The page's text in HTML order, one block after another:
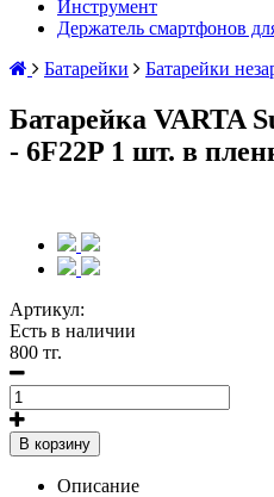
Инструмент
Держатель смартфонов
Батарейки
Батарейки
Батарейка VARTA
- 6F22P 1 шт. в
Артикул:
Есть в наличии
800 тг.
В корзину
Описание